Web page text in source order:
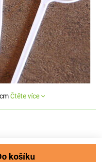
Čtěte více
Do košíku